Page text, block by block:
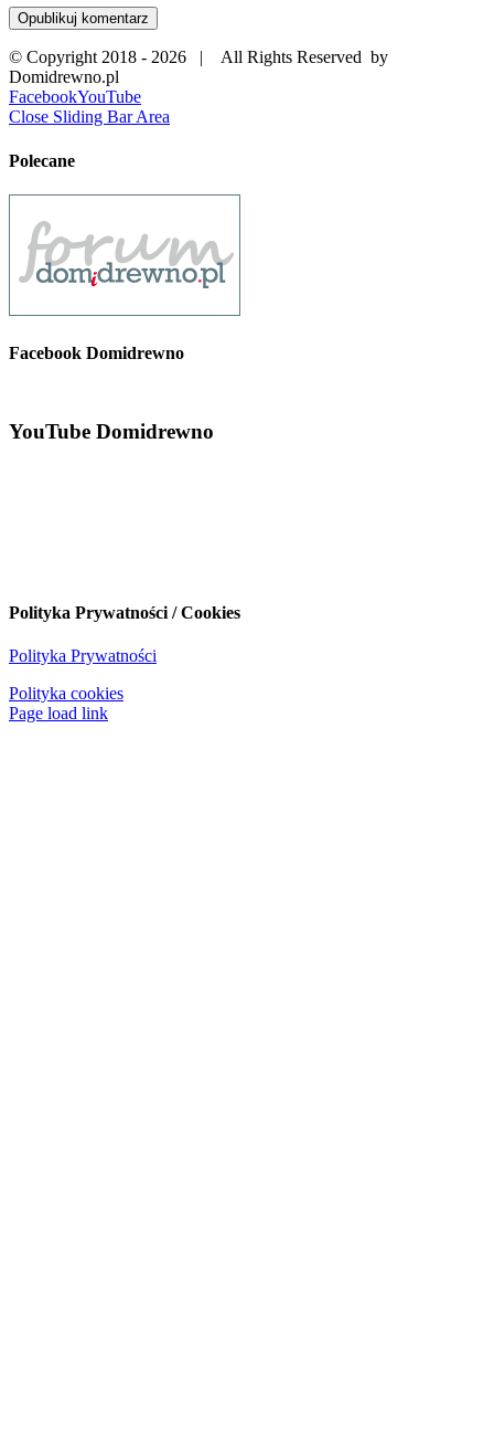
© Copyright 2018 - 2026 | All Rights Reserved by
Domidrewno.pl
FacebookYouTube
Close Sliding Bar Area
Polecane
Facebook Domidrewno
YouTube Domidrewno
Polityka Prywatności / Cookies
Polityka Prywatności
Polityka cookies
Page load link